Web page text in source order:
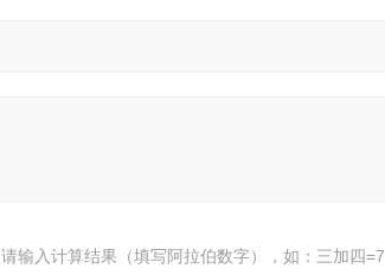
请输入计算结果（填写阿拉伯数字），如：三加四=7